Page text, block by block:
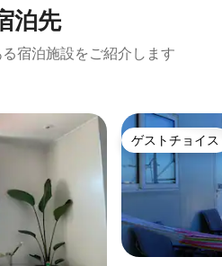
泊先
宿泊施設をご紹介します
す。 ゲストチョイス
ゲストチョイス